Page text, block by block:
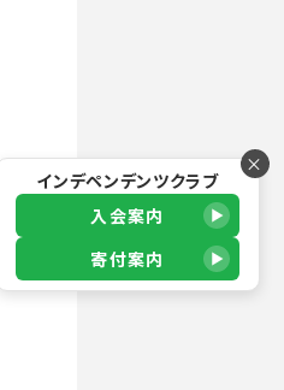
×
インデペンデンツクラブ
入会案内
寄付案内